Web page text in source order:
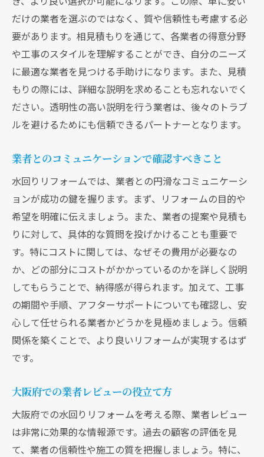
だけの業者を選ぶのではなく、質や信頼性も考慮する必
要があります。相見積もりを通じて、各業者の得意分野
や工事のスタイルを理解することができ、自分のニーズ
に最適な業者を見つける手助けになります。また、見積
もりの際には、詳細な説明を求めることも忘れないでく
ださい。透明性の高い説明を行う業者は、後々のトラブ
ルを避けるためにも信頼できるパートナーとなります。
業者とのコミュニケーションで確認すべきこと
水回りリフォームでは、業者との円滑なコミュニケーシ
ョンが成功の鍵を握ります。まず、リフォームの目的や
希望を明確に伝えましょう。また、業者の提案や見積も
りに対して、具体的な質問を投げかけることも重要で
す。特にコストに関しては、なぜその費用が必要なの
か、どの部分にコストがかかっているのかを詳しく説明
してもらうことで、納得感が得られます。加えて、工事
の期間や手順、アフターサポートについても確認し、安
心して任せられる業者かどうかを見極めましょう。信頼
関係を築くことで、より良いリフォームが実現するはず
です。
大阪府での業者レビューの役立て方
大阪府での水回りリフォームを考える際、業者レビュー
は非常に効果的な情報源です。過去の顧客の評価を見
て、業者の信頼性や施工の質を把握しましょう。特に、
クリックでチラシのページにジャンプします
クリックでチラシのページにジャンプします